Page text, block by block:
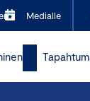
Medialle